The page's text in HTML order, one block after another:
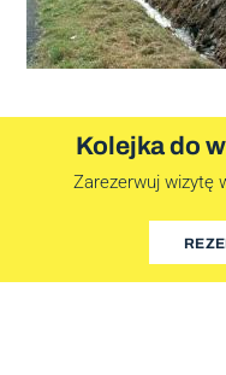
Kolejka do
Zarezerwuj wizytę